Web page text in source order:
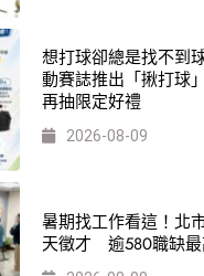
想打球卻總是找不到
動賽誌推出「揪打球
再抽限定好禮
2026-08-09
暑期找工作看這！北
天徵才 逾580職缺